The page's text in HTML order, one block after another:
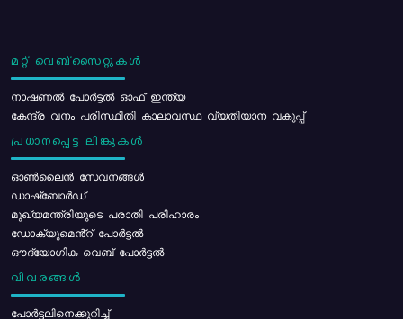
മറ്റ് വെബ്സൈറ്റുകൾ
നാഷണൽ പോർട്ടൽ ഓഫ് ഇന്ത്യ
കേന്ദ്ര വനം പരിസ്ഥിതി കാലാവസ്ഥ വ്യതിയാന വകുപ്പ്
പ്രധാനപ്പെട്ട ലിങ്കുകൾ
ഓൺലൈൻ സേവനങ്ങൾ
ഡാഷ്ബോർഡ്
മുഖ്യമന്ത്രിയുടെ പരാതി പരിഹാരം
ഡോക്യുമെൻ്റ് പോർട്ടൽ
ഔദ്യോഗിക വെബ് പോർട്ടൽ
വിവരങ്ങൾ
പോര്‍ട്ടലിനെക്കുറിച്ച്